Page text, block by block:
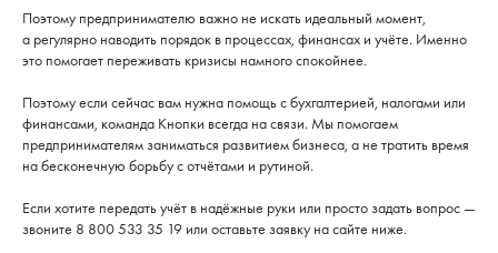
Поэтому предпринимателю важно не искать идеальный момент,
а регулярно наводить порядок в процессах, финансах и учёте. Именно
это помогает переживать кризисы намного спокойнее.
Поэтому если сейчас вам нужна помощь с бухгалтерией, налогами или
финансами, команда Кнопки всегда на связи. Мы помогаем
предпринимателям заниматься развитием бизнеса, а не тратить время
на бесконечную борьбу с отчётами и рутиной.
Если хотите передать учёт в надёжные руки или просто задать вопрос —
звоните 8 800 533 35 19 или оставьте заявку на сайте ниже.